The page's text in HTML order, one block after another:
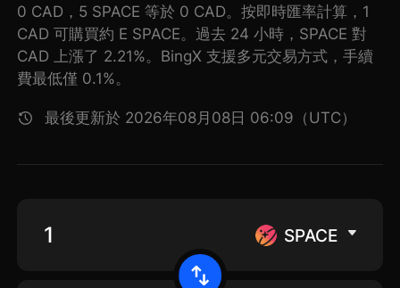
0 CAD，5 SPACE 等於 0 CAD。按即時匯率計算，1
CAD 可購買約 E SPACE。過去 24 小時，SPACE 對
CAD 上漲了 2.21%。BingX 支援多元交易方式，手續
費最低僅 0.1%。
最後更新於 2026年08月08日 06:09（UTC）
SPACE